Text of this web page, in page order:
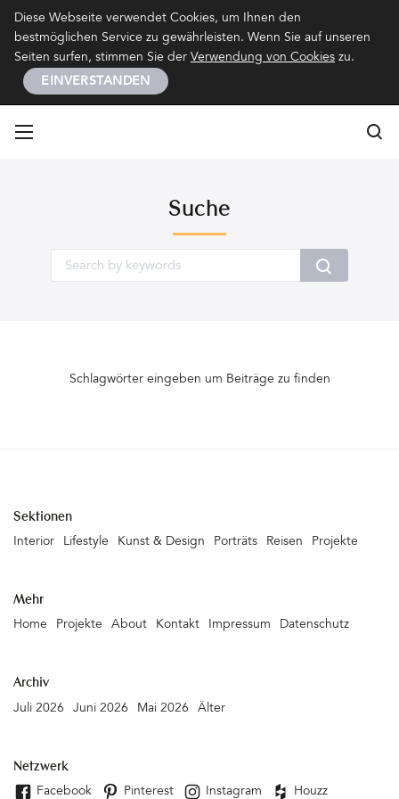
Diese Webseite verwendet Cookies, um Ihnen den
bestmöglichen Service zu gewährleisten. Wenn Sie auf unseren
Seiten surfen, stimmen Sie der Verwendung von Cookies zu.
EINVERSTANDEN
Suche
Schlagwörter eingeben um Beiträge zu finden
Sektionen
Interior Lifestyle Kunst & Design Porträts Reisen Projekte
Mehr
Home Projekte About Kontakt Impressum Datenschutz
Archiv
Juli 2026 Juni 2026 Mai 2026 Älter
Netzwerk
Facebook Pinterest Instagram Houzz